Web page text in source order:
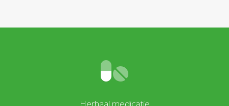
Herhaal medicatie